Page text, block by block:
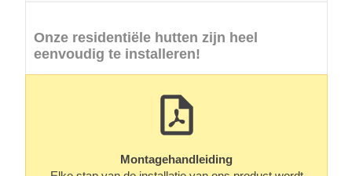
Onze residentiële hutten zijn heel
eenvoudig te installeren!
Montagehandleiding